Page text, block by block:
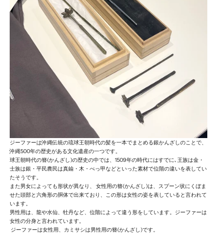
ジーファーは沖縄伝統の琉球王朝時代の髪を一本でまとめる銀かんざしのことで、
沖縄500年の歴史がある文化遺産の一つです。
球王朝時代の簪(かんざし)の歴史の中では、 1509年の時代にはすでに､王族は金・
士族は銀・平民農民は真鍮・木・べっ甲などといった素材で位階の違いを表してい
たそうです。
また男女によっても形状が異なり、
女性用の簪(かんざし)は、スプーン状にくぼま
せた頭部と六角形の胴体で出来ており、
この形は女性の姿を表していると言われて
います。
男性用は、龍や水仙、牡丹など、位階によって違う形をしています。 ジーファーは
女性の分身と言われています。
ジーファーは女性用、カミサシは男性用の簪(かんざし)です。